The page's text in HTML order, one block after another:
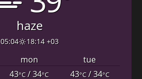
haze
05:04 18:14 +03
mon
tue
43°C/ 34°C 43°C/ 34°C